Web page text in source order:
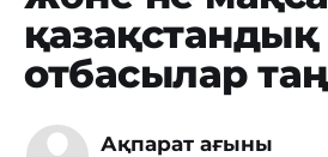
қазақстандық
отбасылар
Ақпарат ағыны